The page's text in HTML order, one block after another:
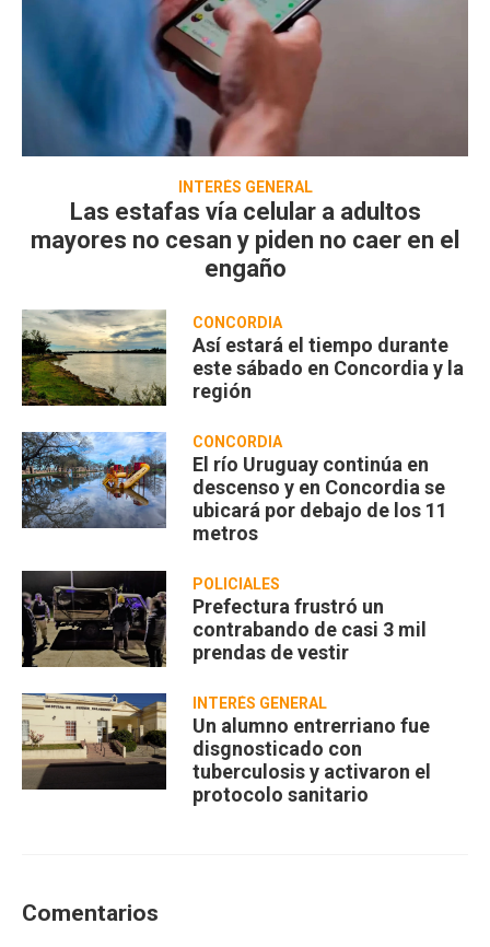
INTERÉS GENERAL
Las estafas vía celular a adultos
mayores no cesan y piden no caer en el
engaño
CONCORDIA
Así estará el tiempo durante
este sábado en Concordia y la
región
CONCORDIA
El río Uruguay continúa en
descenso y en Concordia se
ubicará por debajo de los 11
metros
POLICIALES
Prefectura frustró un
contrabando de casi 3 mil
prendas de vestir
INTERÉS GENERAL
Un alumno entrerriano fue
disgnosticado con
tuberculosis y activaron el
protocolo sanitario
Comentarios